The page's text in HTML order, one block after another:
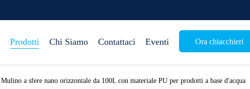
Prodotti Chi Siamo Contattaci Eventi Ora chiacchieri
Mulino a sfere nano orizzontale da 100L con materiale PU per prodotti a base d'acqua